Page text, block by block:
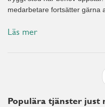
medarbetare fortsätter gärna
Läs mer
Populära tjänster just